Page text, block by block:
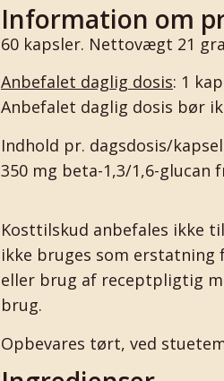
Information om
60 kapsler. Nettovægt 21
Anbefalet daglig dosis: 1
Anbefalet daglig dosis bør
Indhold pr. dagsdosis/
350 mg beta-1,3/1,6-glucan
Kosttilskud anbefales ikke
ikke bruges som
eller brug af receptpligtig
brug.
Opbevares tørt, ved